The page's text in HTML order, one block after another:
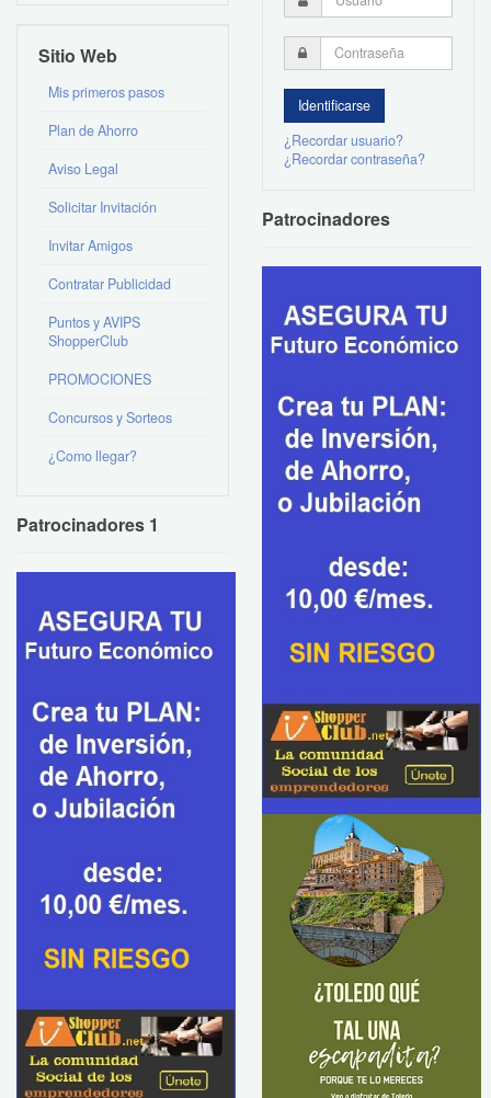
Sitio Web
Mis primeros pasos
Plan de Ahorro
Aviso Legal
Solicitar Invitación
Invitar Amigos
Contratar Publicidad
Puntos y AVIPS
ShopperClub
PROMOCIONES
Concursos y Sorteos
¿Como llegar?
Patrocinadores 1
¿Recordar usuario?
¿Recordar contraseña?
Patrocinadores